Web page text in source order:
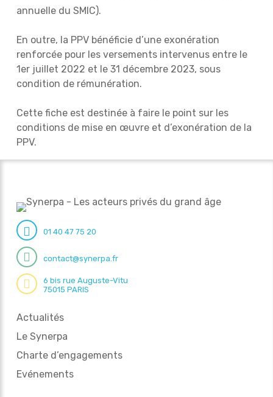
annuelle du SMIC).
En outre, la PPV bénéficie d’une exonération
renforcée pour les versements intervenus entre le
1er juillet 2022 et le 31 décembre 2023, sous
condition de rémunération.
Cette fiche est destinée à faire le point sur les
conditions de mise en œuvre et d’exonération de la
PPV.
01 40 47 75 20
contact@synerpa.fr
6 bis rue Auguste-Vitu
75015 PARIS
Actualités
Le Synerpa
Charte d’engagements
Evénements